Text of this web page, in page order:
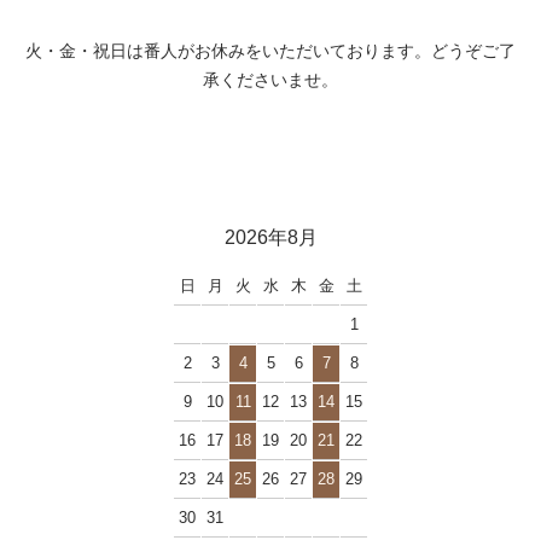
火・金・祝日は番人がお休みをいただいております。どうぞご了
承くださいませ。
2026年8月
日 月 火 水 木 金 土
1
2 3 4 5 6 7 8
9 10 11 12 13 14 15
16 17 18 19 20 21 22
23 24 25 26 27 28 29
30 31